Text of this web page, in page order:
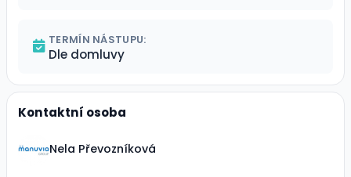
TERMÍN NÁSTUPU:
Dle domluvy
Kontaktní osoba
Nela Převozníková